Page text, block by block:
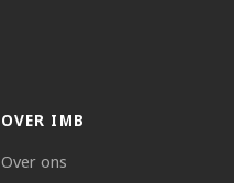
OVER IMB
Over ons